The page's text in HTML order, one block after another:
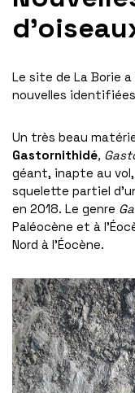
Le site de La Borie
nouvelles
Un très beau
Gastornithidé,
géant, inapte au
squelette partiel
en 2018. Le genre
Paléocène et à
Nord à l’Éocène.